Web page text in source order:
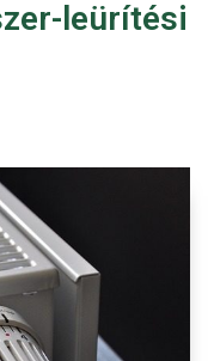
leürítési